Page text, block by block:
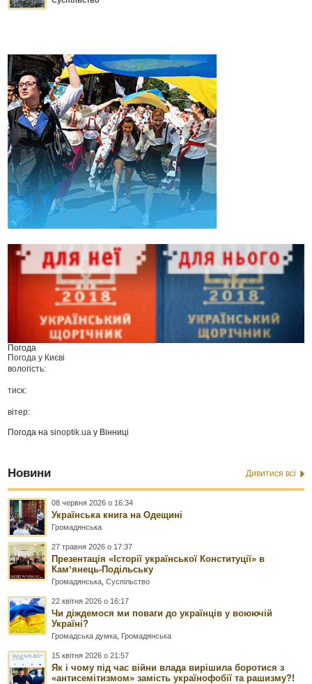
Погода
Погода у Києві
вологість:
тиск:
вітер:
Погода наsinoptik.ua у Вінниці
Новини Дивитися всі
08 червня 2026 о 16:34
Українська книга на Одещині
Громадянська
27 травня 2026 о 17:37
Презентація «Історії української Конституції» в
Камʼянець-Подільську
Громадянська ,Суспільство
22 квітня 2026 о 16:17
Чи діждемося ми поваги до українців у воюючій
Україні?
Громадська думка Громадянська
15 квітня 2026 о 21:57
Як і чому під час війни влада вирішила боротися з
«антисемітизмом» замість українофобії та рашизму?!